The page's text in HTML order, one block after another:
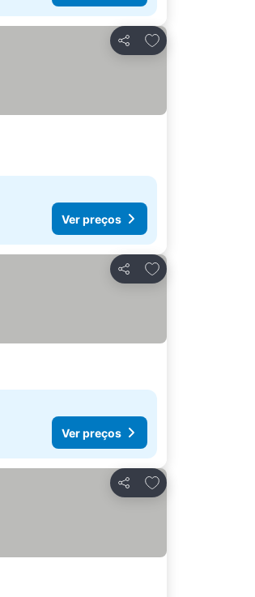
Partilhar
Adicionar aos
Ver preços
Partilhar
Adicionar aos
Ver preços
Partilhar
Adicionar aos